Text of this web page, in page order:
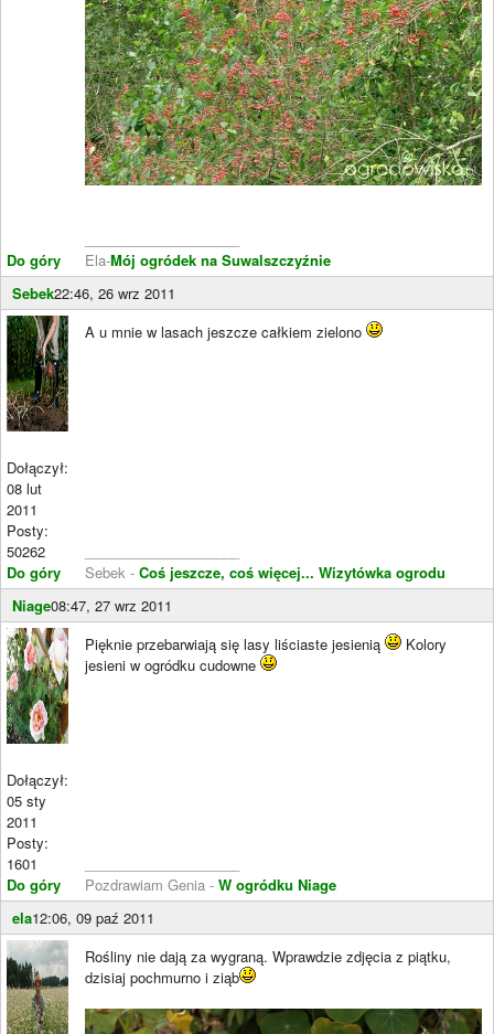
Do góry
Ela-Mój ogródek na Suwalszczyźnie
Sebek22:46, 26 wrz 2011
Dołączył:
08 lut
2011
Posty:
50262
Do góry
A u mnie w lasach jeszcze całkiem zielono
Sebek - Coś jeszcze, coś więcej... Wizytówka ogrodu
Niage08:47, 27 wrz 2011
Dołączył:
05 sty
2011
Posty:
1601
Do góry
Pięknie przebarwiają się lasy liściaste jesienią
Kolory
jesieni w ogródku cudowne
Pozdrawiam Genia - W ogródku Niage
ela12:06, 09 paź 2011
Rośliny nie dają za wygraną. Wprawdzie zdjęcia z piątku,
dzisiaj pochmurno i ziąb